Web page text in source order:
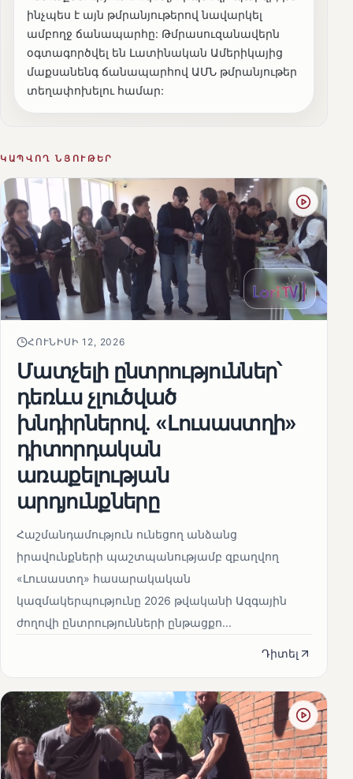
ինչպես է այն թմրանյութերով նավարկել
ամբողջ ճանապարհը: Թմրասուզանավերն
օգտագործվել են Լատինական Ամերիկայից
մաքսանենգ ճանապարհով ԱՄՆ թմրանյութեր
տեղափոխելու համար:
ԿԱՊՎՈՂ ՆՅՈՒԹԵՐ
ՀՈՒՆԻՍԻ 12, 2026
Մատչելի ընտրություններ՝
դեռևս չլուծված
խնդիրներով. «Լուսաստղի»
դիտորդական
առաքելության
արդյունքները
Հաշմանդամություն ունեցող անձանց
իրավունքների պաշտպանությամբ զբաղվող
«Լուսաստղ» հասարակական
կազմակերպությունը 2026 թվականի Ազգային
ժողովի ընտրությունների ընթացքո...
Դիտել